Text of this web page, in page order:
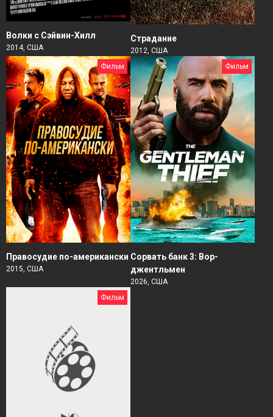
Волки с Сэйвин-Хилл
2014, США
Страдание
2012, США
Фильм
Правосудие по-американски
2015, США
Фильм
Сорвать банк 3: Вор-
джентльмен
2026, США
Фильм